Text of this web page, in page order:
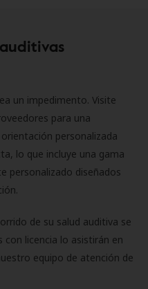
un impedimento. Visite
para una
personalizada
lo que incluye una gama
personalizado diseñados
de su salud auditiva se
licencia lo asistirán en
equipo de atención de